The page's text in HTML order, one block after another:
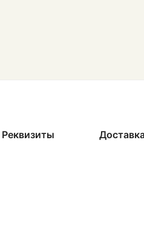
Реквизиты